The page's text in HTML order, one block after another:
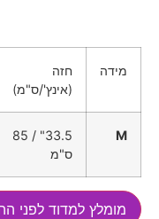
מידה
חזה
(אינץ'/ס"מ)
M
33.5" / 85
ס"מ
מומלץ למדוד לפני